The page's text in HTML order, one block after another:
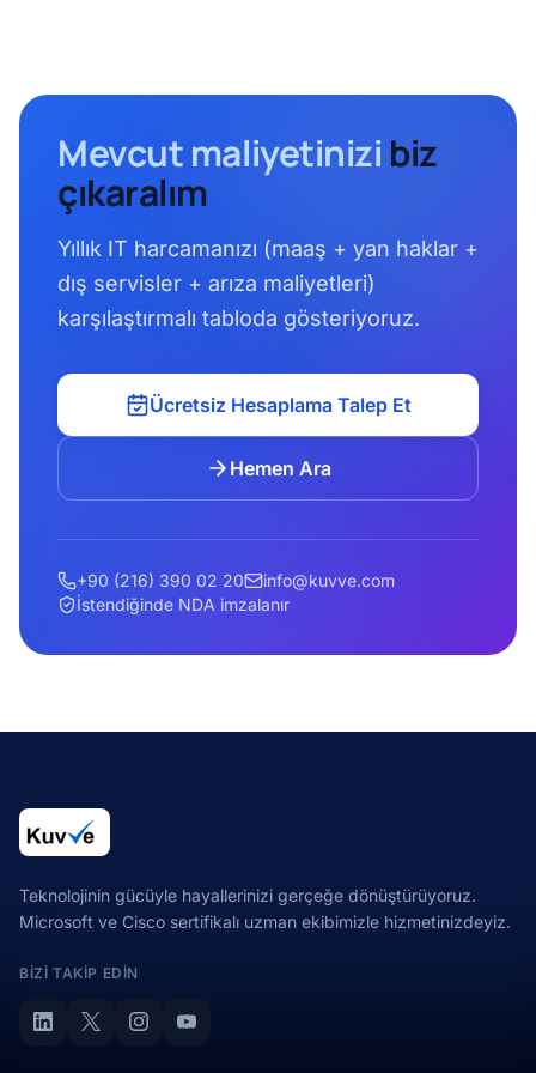
Mevcut maliyetinizi biz
çıkaralım
Yıllık IT harcamanızı (maaş + yan haklar +
dış servisler + arıza maliyetleri)
karşılaştırmalı tabloda gösteriyoruz.
Ücretsiz Hesaplama Talep Et
Hemen Ara
+90 (216) 390 02 20
info@kuvve.com
İstendiğinde NDA imzalanır
Teknolojinin gücüyle hayallerinizi gerçeğe dönüştürüyoruz.
Microsoft ve Cisco sertifikalı uzman ekibimizle hizmetinizdeyiz.
BIZI TAKIP EDIN